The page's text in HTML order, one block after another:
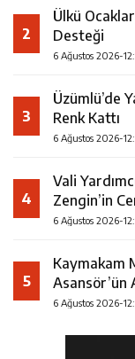
2
Ülkü
Desteği
6 Ağustos 2026-
3
Üzümlü’de
Renk Kattı
6 Ağustos 2026-
4
Vali
Zengin’in
6 Ağustos 2026-
5
Kaymakam
Asansör’ün
6 Ağustos 2026-